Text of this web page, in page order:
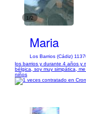
1/2
Maria
Los Barrios (Cádiz)
los barrios y durante 4 años y
bélgica, soy muy simpática,
niños